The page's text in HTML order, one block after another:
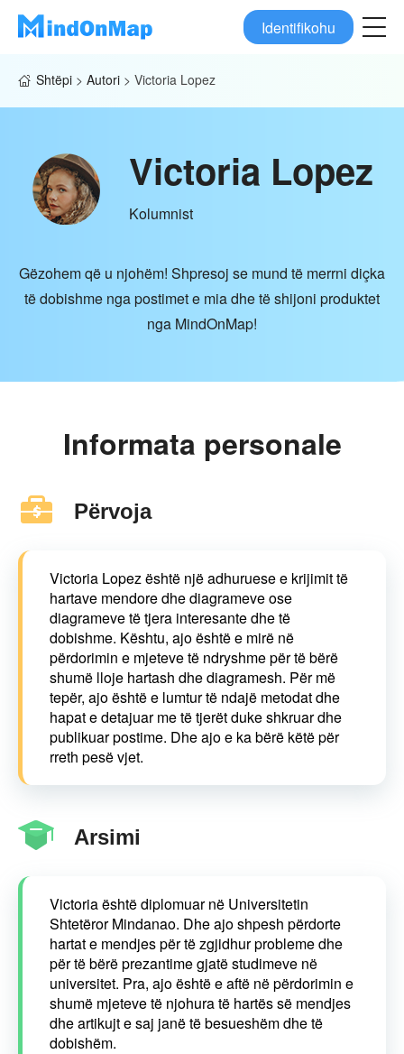
Identifikohu
Shtëpi > Autori > Victoria Lopez
Victoria Lopez
Kolumnist
Gëzohem që u njohëm! Shpresoj se mund të merrni diçka
të dobishme nga postimet e mia dhe të shijoni produktet
nga MindOnMap!
Informata personale
Përvoja
Victoria Lopez është një adhuruese e krijimit të
hartave mendore dhe diagrameve ose
diagrameve të tjera interesante dhe të
dobishme. Kështu, ajo është e mirë në
përdorimin e mjeteve të ndryshme për të bërë
shumë lloje hartash dhe diagramesh. Për më
tepër, ajo është e lumtur të ndajë metodat dhe
hapat e detajuar me të tjerët duke shkruar dhe
publikuar postime. Dhe ajo e ka bërë këtë për
rreth pesë vjet.
Arsimi
Victoria është diplomuar në Universitetin
Shtetëror Mindanao. Dhe ajo shpesh përdorte
hartat e mendjes për të zgjidhur probleme dhe
për të bërë prezantime gjatë studimeve në
universitet. Pra, ajo është e aftë në përdorimin e
shumë mjeteve të njohura të hartës së mendjes
dhe artikujt e saj janë të besueshëm dhe të
dobishëm.